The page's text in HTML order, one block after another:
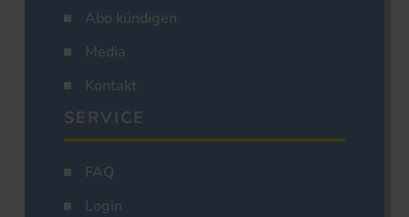
Abo kündigen
Media
Kontakt
SERVICE
FAQ
Login